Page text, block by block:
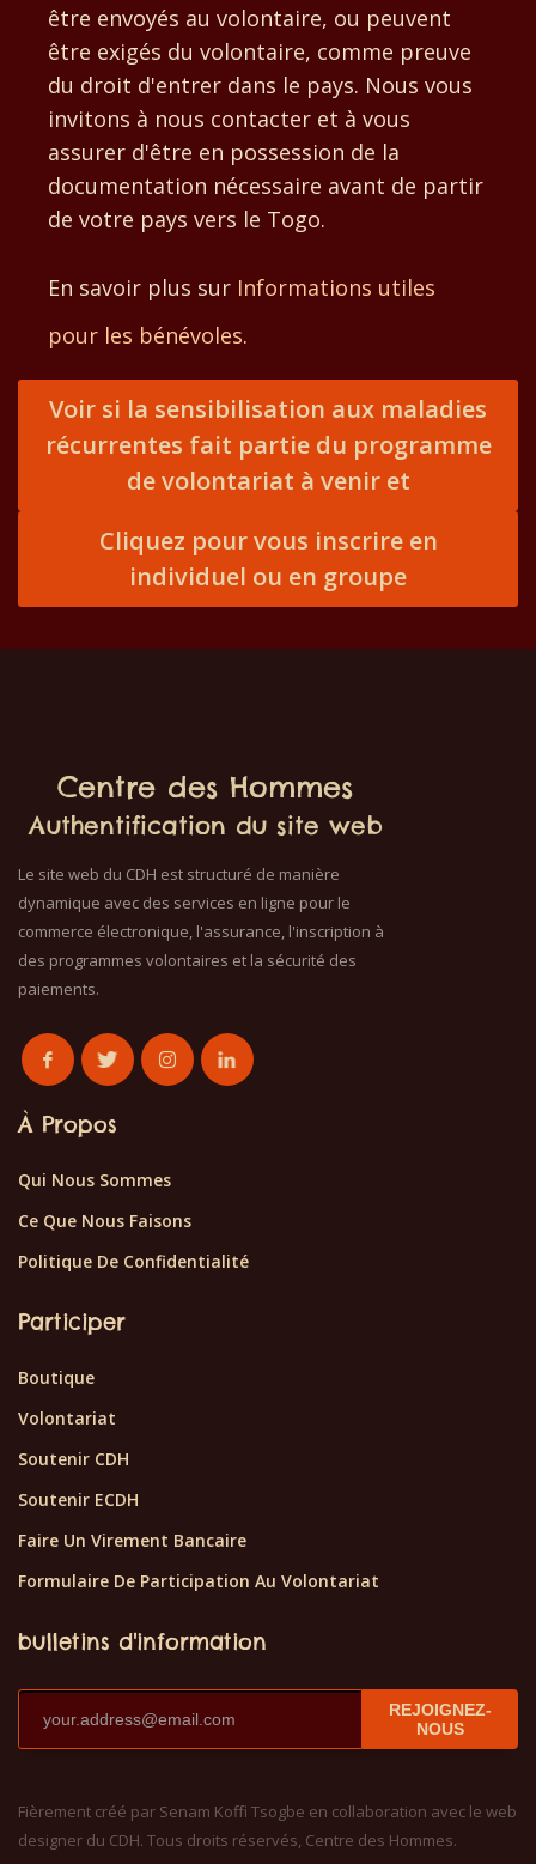
être envoyés au volontaire, ou peuvent
être exigés du volontaire, comme preuve
du droit d'entrer dans le pays. Nous vous
invitons à nous contacter et à vous
assurer d'être en possession de la
documentation nécessaire avant de partir
de votre pays vers le Togo.
En savoir plus sur Informations utiles
pour les bénévoles.
Voir si la sensibilisation aux maladies
récurrentes fait partie du programme
de volontariat à venir et
Cliquez pour vous inscrire en
individuel ou en groupe
Centre des Hommes
Authentification du site web
Le site web du CDH est structuré de manière
dynamique avec des services en ligne pour le
commerce électronique, l'assurance, l'inscription à
des programmes volontaires et la sécurité des
paiements.
À Propos
Qui Nous Sommes
Ce Que Nous Faisons
Politique De Confidentialité
Participer
Boutique
Volontariat
Soutenir CDH
Soutenir ECDH
Faire Un Virement Bancaire
Formulaire De Participation Au Volontariat
bulletins d'information
REJOIGNEZ-
NOUS
Fièrement créé par Senam Koffi Tsogbe en collaboration avec le web
designer du CDH. Tous droits réservés, Centre des Hommes.